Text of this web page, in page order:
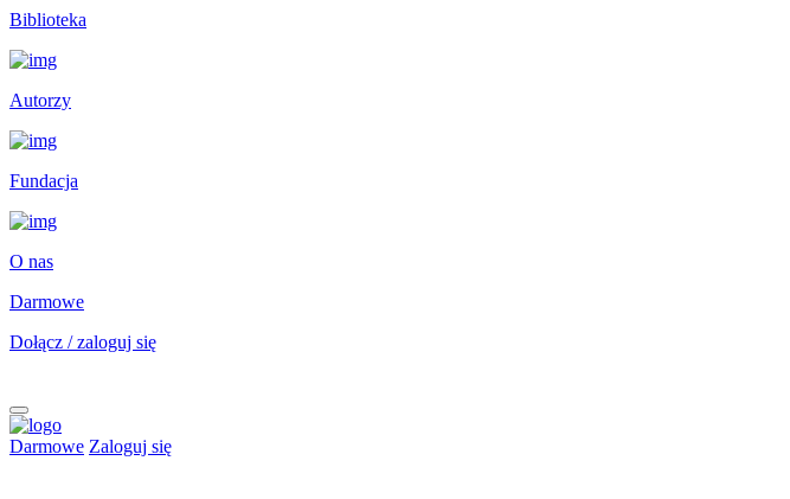
Biblioteka
Autorzy
Fundacja
O nas
Darmowe
Dołącz / zaloguj się
Darmowe Zaloguj się